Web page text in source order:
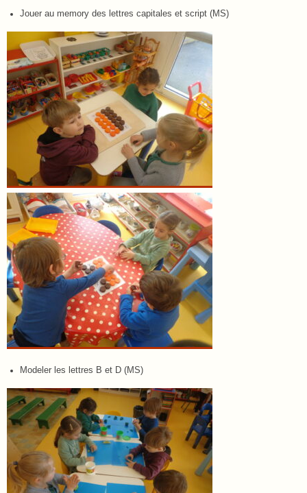
Jouer au memory des lettres capitales et script (MS)
Modeler les lettres B et D (MS)